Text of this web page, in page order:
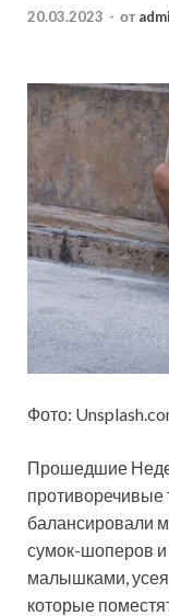
20.03.2023 - от
Фото:
Прошедшие
противоречивые
балансировали
сумок-шоперов и
малышками,
которые